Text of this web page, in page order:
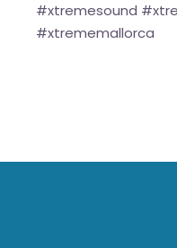
#xtremesound
#xtrememallorca